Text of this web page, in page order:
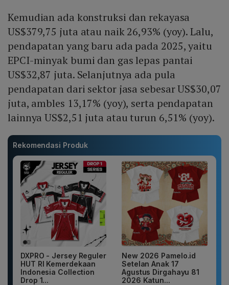
Kemudian ada konstruksi dan rekayasa
US$379,75 juta atau naik 26,93% (yoy). Lalu,
pendapatan yang baru ada pada 2025, yaitu
EPCI-minyak bumi dan gas lepas pantai
US$32,87 juta. Selanjutnya ada pula
pendapatan dari sektor jasa sebesar US$30,07
juta, ambles 13,17% (yoy), serta pendapatan
lainnya US$2,51 juta atau turun 6,51% (yoy).
Rekomendasi Produk
DXPRO - Jersey Reguler
HUT RI Kemerdekaan
Indonesia Collection
Drop 1...
New 2026 Pamelo.id
Setelan Anak 17
Agustus Dirgahayu 81
2026 Katun...